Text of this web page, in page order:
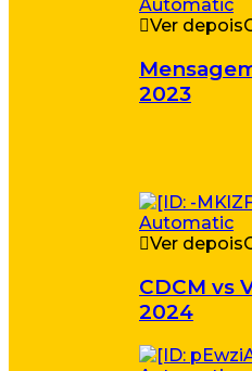
Ver depois
2023
Ver depois
CDCM vs
2024